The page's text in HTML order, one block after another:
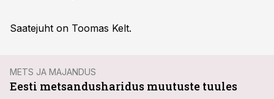
Saatejuht on Toomas Kelt.
METS JA MAJANDUS
Eesti metsandusharidus muutuste tuules